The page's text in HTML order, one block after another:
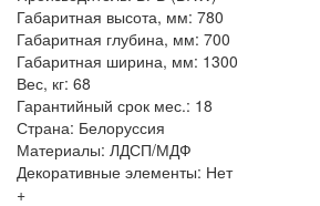
Габаритная высота, мм: 780
Габаритная глубина, мм: 700
Габаритная ширина, мм: 1300
Вес, кг: 68
Гарантийный срок мес.: 18
Страна: Белоруссия
Материалы: ЛДСП/МДФ
Декоративные элементы: Нет
+